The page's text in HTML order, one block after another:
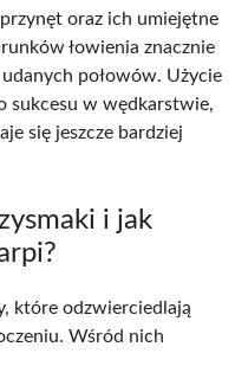
oraz ich umiejętne
łowienia znacznie
połowów. Użycie
sukcesu w wędkarstwie,
się jeszcze bardziej
i jak
które odzwierciedlają
Wśród nich